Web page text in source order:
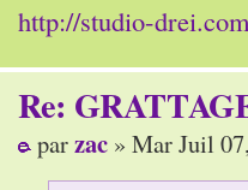
http://studio-
Re:
parzac » Mar Juil